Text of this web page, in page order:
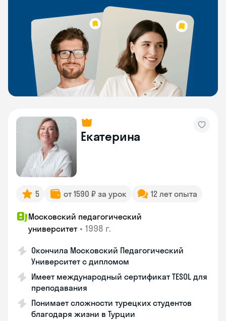
Екатерина
5 от 1590 ₽ за урок 12 лет опыта
Московский педагогический
университет • 1998 г.
Окончила Московский Педагогический
Университет с дипломом
Имеет международный сертификат TESOL для
преподавания
Понимает сложности турецких студентов
благодаря жизни в Турции